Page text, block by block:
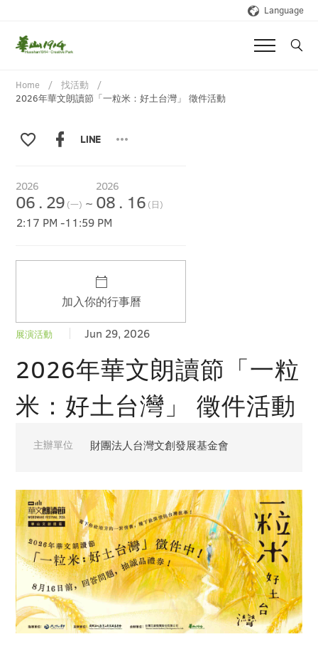
Language
Home
找活動
2026年華文朗讀節「一粒米：好土台灣」 徵件活動
2026
06 . 29 (一) ~
2026
08 . 16 (日)
2:17 PM-11:59 PM
加入你的行事曆
展演活動 Jun 29, 2026
2026年華文朗讀節「一粒
米：好土台灣」 徵件活動
主辦單位 財團法人台灣文創發展基金會